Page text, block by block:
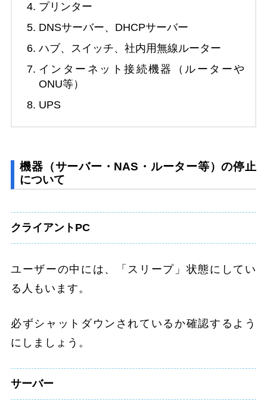
プリンター
DNSサーバー、DHCPサーバー
ハブ、スイッチ、社内用無線ルーター
インターネット接続機器（ルーターや
ONU等）
UPS
機器（サーバー・NAS・ルーター等）の停止
について
クライアントPC
ユーザーの中には、「スリープ」状態にしてい
る人もいます。
必ずシャットダウンされているか確認するよう
にしましょう。
サーバー